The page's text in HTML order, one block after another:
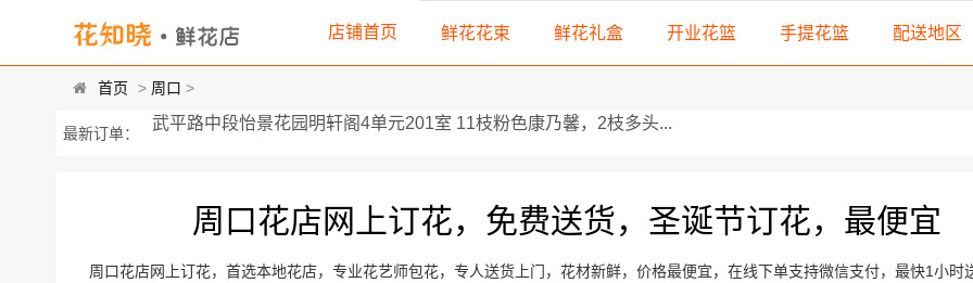
店铺首页 鲜花花束 鲜花礼盒 开业花篮 手提花篮 配送地区
首页 > 周口 >
最新订单： 河南省周口市八一路与文昌大道交叉口全... 精心挑选19枝红玫瑰，一...
国土资源局档案室 由33枝粉玫瑰，外围黄莺而成
河南省周口市沈丘县长安中路文化馆楼下... 满天星搭配勿忘我，
周口花店网上订花，免费送货，圣诞节订花，最便宜
周口花店网上订花，首选本地花店，专业花艺师包花，专人送货上门，花材新鲜，价格最便宜，在线下单支持微信支付，最快1小时